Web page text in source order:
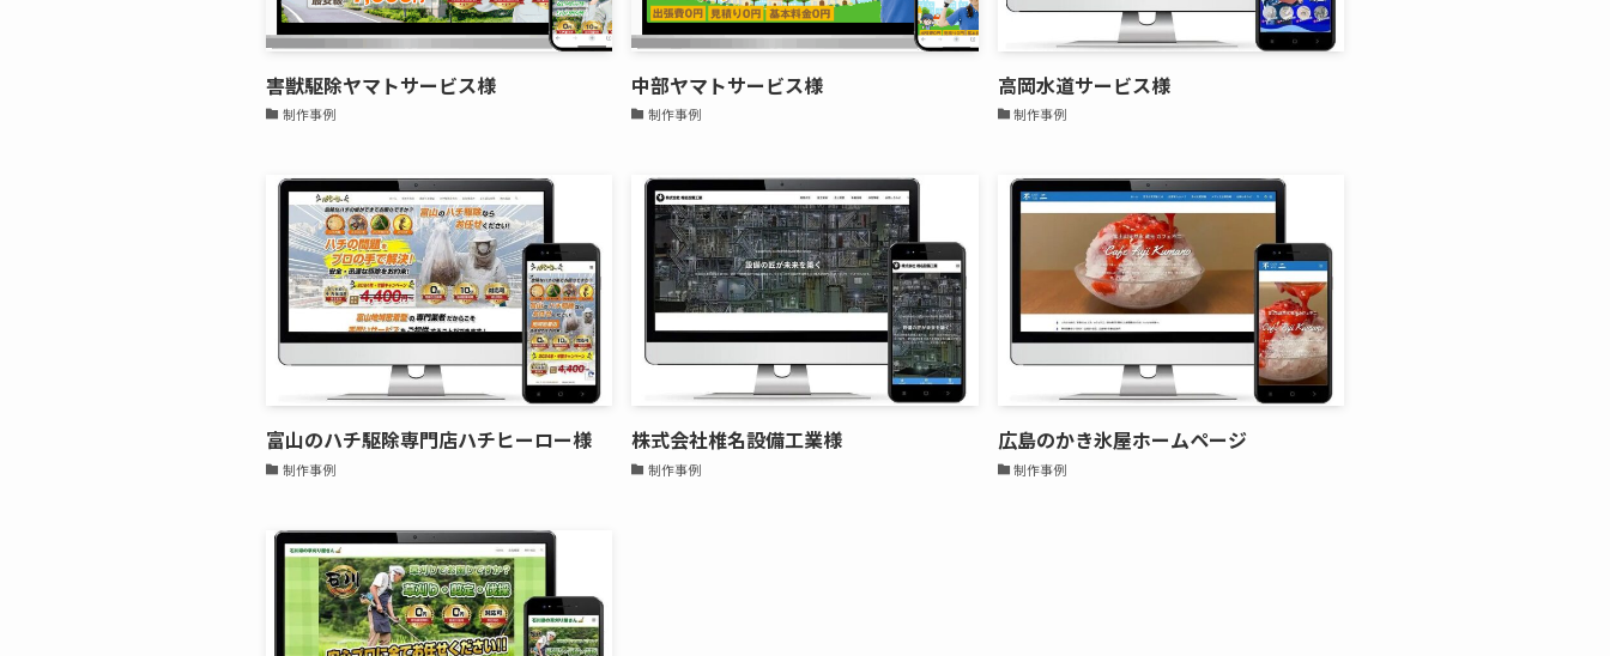
害獣駆除ヤマトサービス様
制作事例
中部ヤマトサービス様
制作事例
高岡水道サービス様
制作事例
富山のハチ駆除専門店ハチヒーロー様
制作事例
株式会社椎名設備工業様
制作事例
広島のかき氷屋ホームページ
制作事例